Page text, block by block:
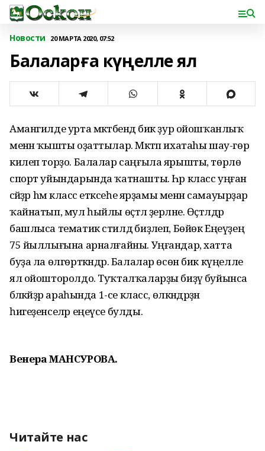
Новости 20 МАРТА 2020, 07:52
Балаларға күңелле ял
Амангилде урта мәктәбендә бик ҙур ойошҡанлыҡ
менән ҡышты оҙаттылар. Мәктәп ихатаhы шау-гөр
килеп торҙо. Балалар саңғыла ярышты, төрлө
спорт уйындарында ҡатнашты. Һәр класс уңған
әсәйҙәр hәм класс етәксеһе ярҙамы менән самауырҙар
ҡайнатып, мул һыйлы өҫтәл әҙерләне. Өҫтәлдәр
башлыса тематик стилдә биҙәлеп, Бөйөк Еңеүҙең
75 йыллығына арналғайны. Уңғандар, хатта
буҙа ла өлгөрткәндәр. Балалар өсөн бик күңелле
ял ойошторолдо. Туҡталҡаларҙы биҙәү буйынса
бәләкәйҙәр араһында 1-се класс, өлкәндәрҙән
һигеҙенселәр еңеүсе булды.
Венера МАНСУРОВА.
Читайте нас